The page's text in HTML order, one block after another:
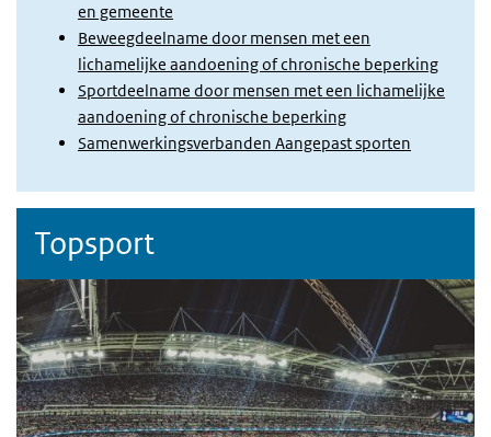
en gemeente
Beweegdeelname door mensen met een
lichamelijke aandoening of chronische beperking
Sportdeelname door mensen met een lichamelijke
aandoening of chronische beperking
Samenwerkingsverbanden Aangepast sporten
Topsport